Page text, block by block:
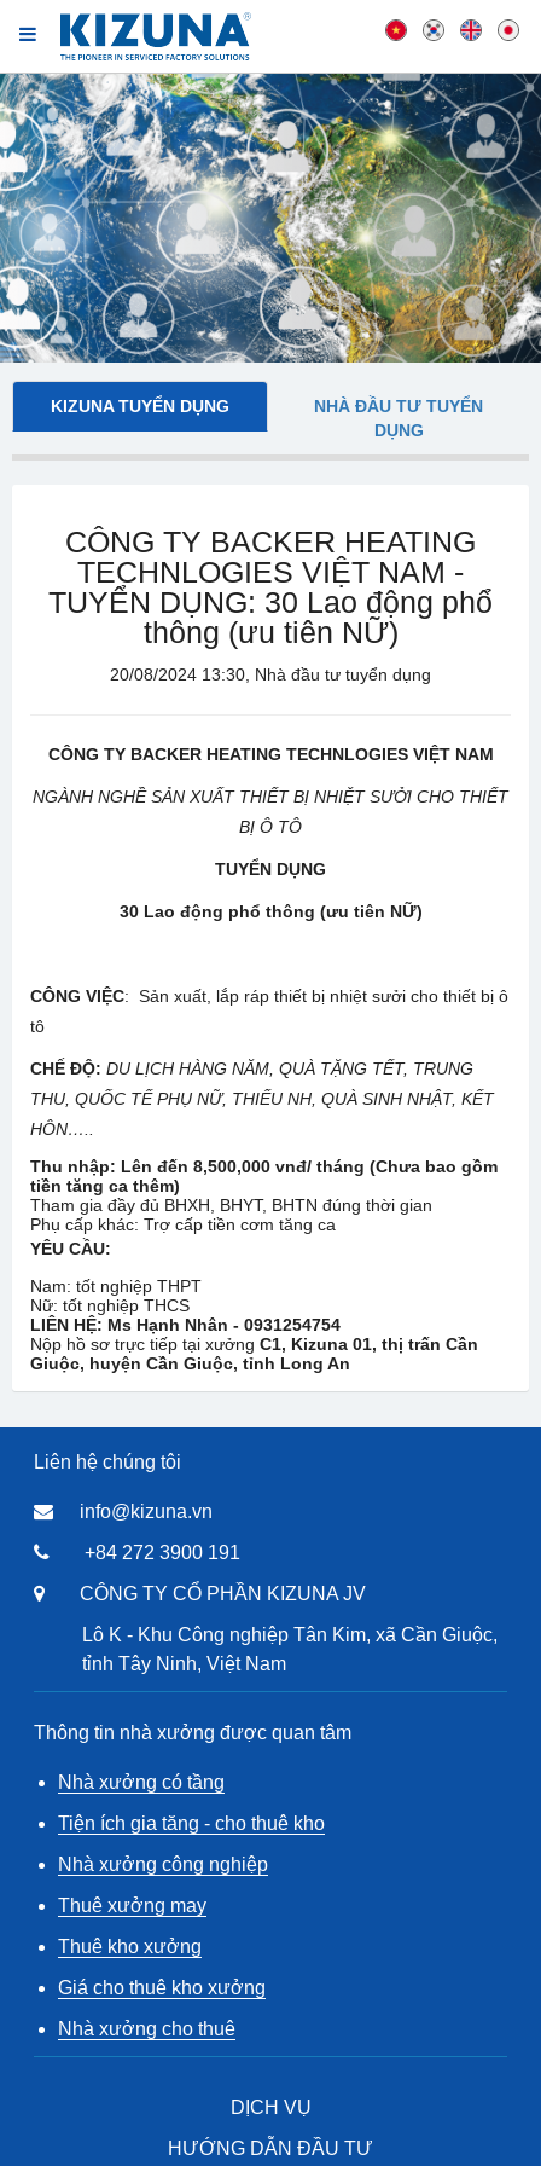
KIZUNA TUYỂN DỤNG
NHÀ ĐẦU TƯ TUYỂN
DỤNG
CÔNG TY BACKER HEATING
TECHNLOGIES VIỆT NAM -
TUYỂN DỤNG: 30 Lao động phổ
thông (ưu tiên NỮ)
20/08/2024 13:30, Nhà đầu tư tuyển dụng
CÔNG TY BACKER HEATING TECHNLOGIES VIỆT NAM
NGÀNH NGHỀ SẢN XUẤT THIẾT BỊ NHIỆT SƯỞI CHO THIẾT
BỊ Ô TÔ
TUYỂN DỤNG
30 Lao động phổ thông (ưu tiên NỮ)
CÔNG VIỆC: Sản xuất, lắp ráp thiết bị nhiệt sưởi cho thiết bị ô
tô
CHẾ ĐỘ: DU LỊCH HÀNG NĂM, QUÀ TẶNG TẾT, TRUNG
THU, QUỐC TẾ PHỤ NỮ, THIẾU NH, QUÀ SINH NHẬT, KẾT
HÔN…..
Thu nhập: Lên đến 8,500,000 vnđ/ tháng (Chưa bao gồm
tiền tăng ca thêm)
Tham gia đầy đủ BHXH, BHYT, BHTN đúng thời gian
Phụ cấp khác: Trợ cấp tiền cơm tăng ca
YÊU CẦU:
Nam: tốt nghiệp THPT
Nữ: tốt nghiệp THCS
LIÊN HỆ: Ms Hạnh Nhân - 0931254754
Nộp hồ sơ trực tiếp tại xưởng C1, Kizuna 01, thị trấn Cần
Giuộc, huyện Cần Giuộc, tỉnh Long An
Liên hệ chúng tôi
info@kizuna.vn
+84 272 3900 191
CÔNG TY CỔ PHẦN KIZUNA JV
Lô K - Khu Công nghiệp Tân Kim, xã Cần Giuộc,
tỉnh Tây Ninh, Việt Nam
Thông tin nhà xưởng được quan tâm
Nhà xưởng có tầng
Tiện ích gia tăng - cho thuê kho
Nhà xưởng công nghiệp
Thuê xưởng may
Thuê kho xưởng
Giá cho thuê kho xưởng
Nhà xưởng cho thuê
DỊCH VỤ
HƯỚNG DẪN ĐẦU TƯ